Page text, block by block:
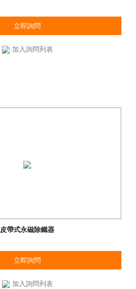
立即詢問
加入詢問列表
皮帶式永磁除鐵器
立即詢問
加入詢問列表